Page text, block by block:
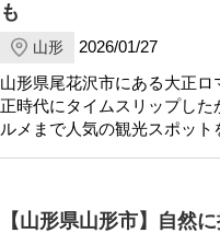
も
山形
2026/01/27
山形県尾花沢市にある大正
正時代にタイムスリップし
ルメまで人気の観光スポット
【山形県山形市】自然